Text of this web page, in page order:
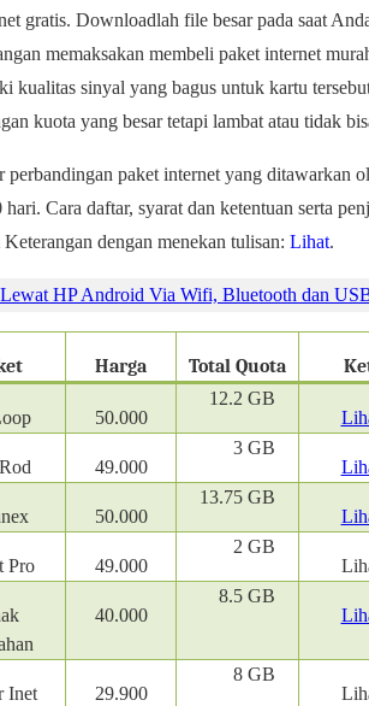
gratis. Downloadlah file besar pada saat
memaksakan membeli paket internet
kualitas sinyal yang bagus untuk kartu
kuota yang besar tetapi lambat atau tidak
paket internet yang ditawarkan
Cara daftar, syarat dan ketentuan serta
dengan menekan tulisan: Lihat.
HP Android Via Wifi, Bluetooth dan
Harga Total Quota
50.000
12.2 GB
49.000
3 GB
50.000
13.75 GB
Pro 49.000
2 GB
40.000
8.5 GB
Inet 29.900
8 GB